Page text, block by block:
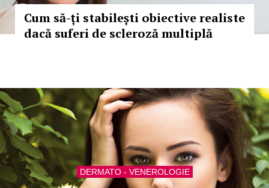
Cum să-ți stabilești obiective realiste
dacă suferi de scleroză multiplă
DERMATO - VENEROLOGIE